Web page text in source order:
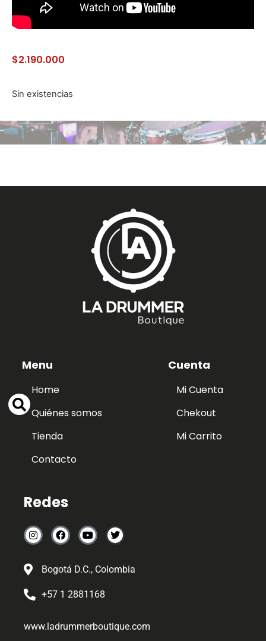
$2.190.000
Sin existencias
Menu
Home
Quiénes somos
Tienda
Contacto
Cuenta
Mi Cuenta
Chekout
Mi Carrito
Redes
Bogotá D.C., Colombia
+57 1 2881168
www.ladrummerboutique.com